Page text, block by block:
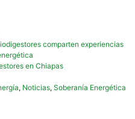
comparten experiencias
en Chiapas
, Noticias, Soberanía Energética